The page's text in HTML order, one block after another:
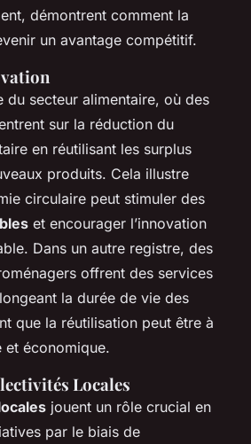
démontrent comment la
un avantage compétitif.
du secteur alimentaire, où des
sur la réduction du
en réutilisant les surplus
produits. Cela illustre
circulaire peut stimuler des
et encourager l’innovation
Dans un autre registre, des
offrent des services
la durée de vie des
que la réutilisation peut être à
économique.
Locales
jouent un rôle crucial en
par le biais de